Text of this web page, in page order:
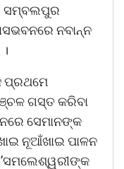
ସମ୍ବଲପୁର
ନବାନ୍ନ
ପ୍ରଥମେ
ଗସ୍ତ କରିବା
ସେମାନଙ୍କ
ନୂଆଁଖାଇ ପାଳନ